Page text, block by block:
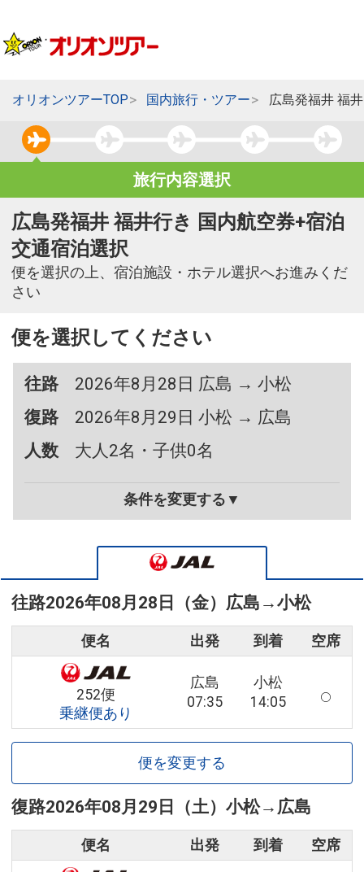
オリオンツアーTOP 国内旅行・ツアー 広島発福井 福
旅行内容選択
広島発福井 福井行き 国内航空券+宿泊
交通宿泊選択
便を選択の上、宿泊施設・ホテル選択へお進みくだ
さい
便を選択してください
往路
2026年8月28日 広島 → 小松
復路
2026年8月29日 小松 → 広島
人数
大人2名・子供0名
条件を変更する▼
往路2026年08月28日（金） 広島 →小松
便名 出発 到着 空席
252便
乗継便あり
広島
07:35
小松
14:05
便を変更する
復路2026年08月29日（土） 小松→ 広島
便名 出発 到着 空席